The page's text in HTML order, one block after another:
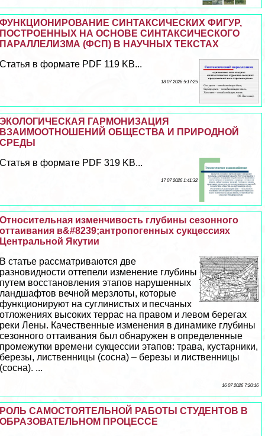
ФУНКЦИОНИРОВАНИЕ СИНТАКСИЧЕСКИХ ФИГУР,
ПОСТРОЕННЫХ НА ОСНОВЕ СИНТАКСИЧЕСКОГО
ПАРАЛЛЕЛИЗМА (ФСП) В НАУЧНЫХ ТЕКСТАХ
Статья в формате PDF 119 KB...
18 07 2026 5:17:25
ЭКОЛОГИЧЕСКАЯ ГАРМОНИЗАЦИЯ
ВЗАИМООТНОШЕНИЙ ОБЩЕСТВА И ПРИРОДНОЙ
СРЕДЫ
Статья в формате PDF 319 KB...
17 07 2026 1:41:32
Относительная изменчивость глубины сезонного
оттаивания в&#8239;антропогенных сукцессиях
Центральной Якутии
В статье рассматриваются две
разновидности оттепели изменение глубины
путем восстановления этапов нарушенных
ландшафтов вечной мерзлоты, которые
функционируют на суглинистых и песчаных
отложениях высоких террас на правом и левом берегах
реки Лены. Качественные изменения в динамике глубины
сезонного оттаивания был обнаружен в определенные
промежутки времени сукцессии этапов: трава, кустарники,
березы, лиственницы (сосна) – березы и лиственницы
(сосна). ...
16 07 2026 7:20:16
РОЛЬ САМОСТОЯТЕЛЬНОЙ РАБОТЫ СТУДЕНТОВ В
ОБРАЗОВАТЕЛЬНОМ ПРОЦЕССЕ